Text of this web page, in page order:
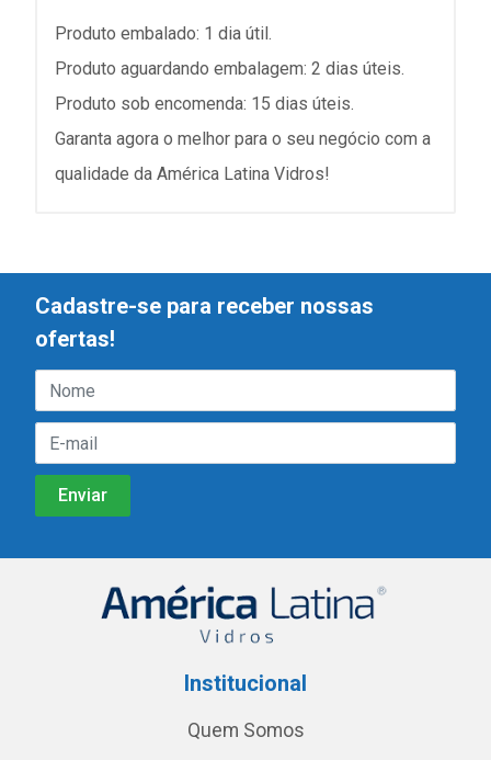
Produto embalado: 1 dia útil.
Produto aguardando embalagem: 2 dias úteis.
Produto sob encomenda: 15 dias úteis.
Garanta agora o melhor para o seu negócio com a
qualidade da América Latina Vidros!
Cadastre-se para receber nossas
ofertas!
Institucional
Quem Somos